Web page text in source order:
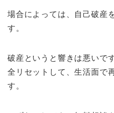
場合によっては、自己破産
す。
破産というと響きは悪いで
全リセットして、生活面で
す。